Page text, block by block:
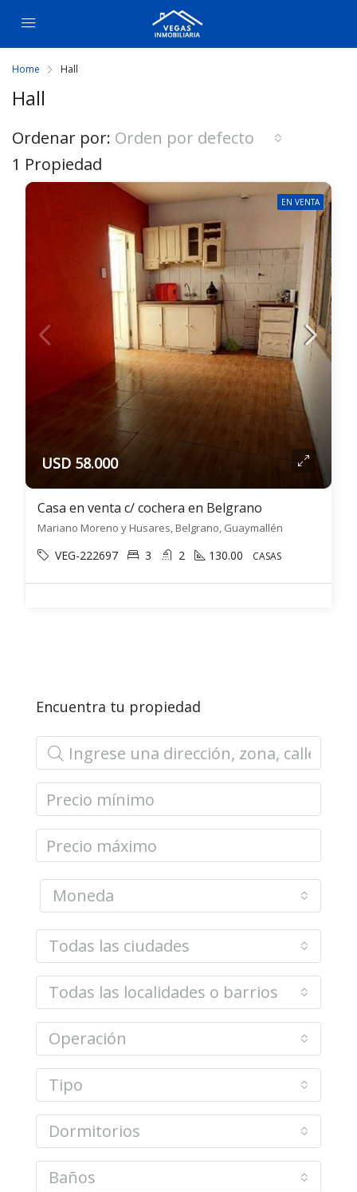
Home Hall
Hall
1 Propiedad
Ordenar por: Orden por defecto
EN VENTA
USD 58.000
Casa en venta c/ cochera en Belgrano
Mariano Moreno y Husares, Belgrano, Guaymallén
VEG-222697 3 2 130.00 CASAS
Encuentra tu propiedad
Moneda
Todas las ciudades
Todas las localidades o barrios
Operación
Tipo
Dormitorios
Baños